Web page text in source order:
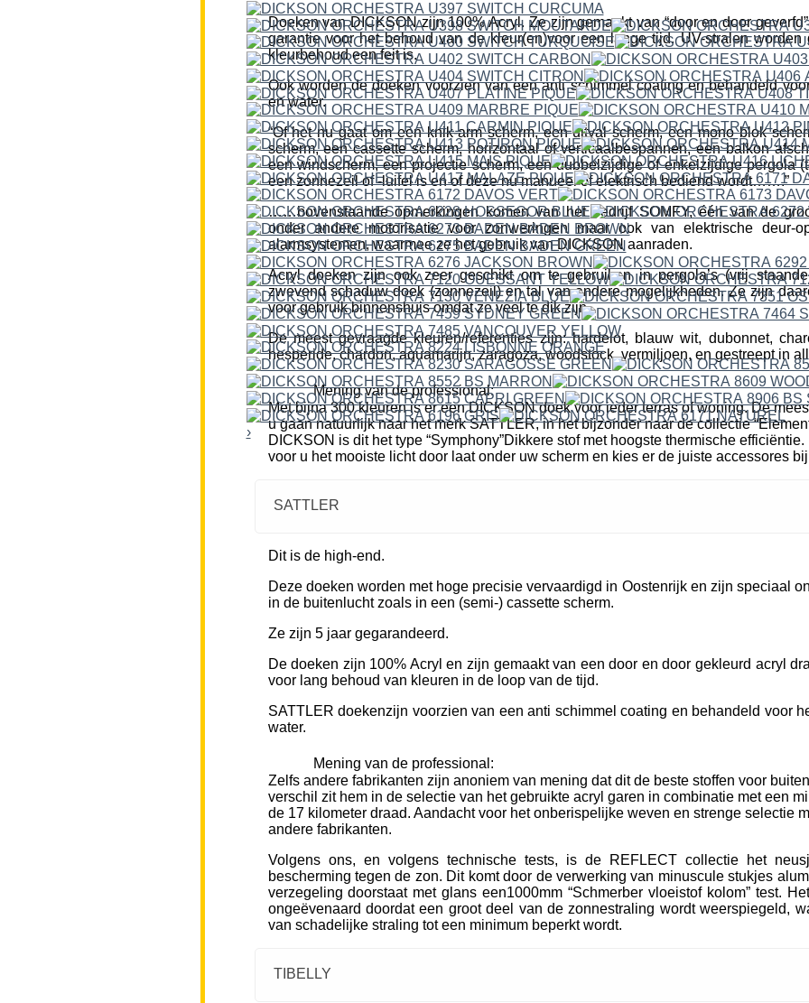
›
Doeken van DICKSON zijn 100% Acryl. Ze zijn gemaakt van “door en door
garantie voor het behoud van de kleur(en)voor een lange tijd. UV-stralen worden
kleurbehoud een feit is.
Ook worden de doeken voorzien van een anti schimmel coating en behandeld
en water.
“Of het nu gaat om een knik-arm scherm, een uitval scherm, een mono blok
scherm, een cassette scherm, horizontaal of verticaalbespannen, een balkon
een windscherm, een projectie scherm, een dubbelzijdige of enkelzijdige pergola
een zonnezeil of -luifel is en of deze nu manueel of elektrisch bediend wordt…….”
……bovenstaande opmerkingen komen van het bedrijf SOMFY, één van de
onder andere motorisatie voor zonweringen maar ook van elektrische deur-
alarmsystemen, waarmee ze het gebruik van DICKSON aanraden.
Acryl doeken zijn ook zeer geschikt om te gebruiken in pergola’s (vrij
zwevend schaduw doek (zonnezeil) en tal van andere mogelijkheden. Ze zijn
voor gebruik binnenshuis omdat ze veel te dik zijn.
De meest gevraagde kleuren/referenties zijn: hardelot, blauw wit, dubonnet,
hesperide, chardon, aquamarijn, zaragoza, woodstock, vermiljoen, en gestreept in
Mening van de professional:
Met bijna 300 kleuren is er een DICKSON doek voor ieder terras of woning. De
u gaan natuurlijk naar het merk SATTLER, in het bijzonder naar de collectie
DICKSON is dit het type “Symphony”Dikkere stof met hoogste thermische
voor u het mooiste licht door laat onder uw scherm en kies er de juiste accessores
SATTLER
Dit is de high-end.
Deze doeken worden met hoge precisie vervaardigd in Oostenrijk en zijn speciaal
in de buitenlucht zoals in een (semi-) cassette scherm.
Ze zijn 5 jaar gegarandeerd.
De doeken zijn 100% Acryl en zijn gemaakt van een door en door gekleurd acryl
voor lang behoud van kleuren in de loop van de tijd.
SATTLER doekenzijn voorzien van een anti schimmel coating en behandeld voor
water.
Mening van de professional:
Zelfs andere fabrikanten zijn anoniem van mening dat dit de beste stoffen voor
verschil zit hem in de selectie van het gebruikte acryl garen in combinatie met een
de 17 kilometer draad. Aandacht voor het onberispelijke weven en strenge selectie
andere fabrikanten.
Volgens ons, en volgens technische tests, is de REFLECT collectie het
bescherming tegen de zon. Dit komt door de verwerking van minuscule stukjes
verzegeling doorstaat met glans een1000mm “Schmerber vloeistof kolom” test.
ongeëvenaard doordat een groot deel van de zonnestraling wordt weerspiegeld,
van schadelijke straling tot een minimum beperkt wordt.
TIBELLY